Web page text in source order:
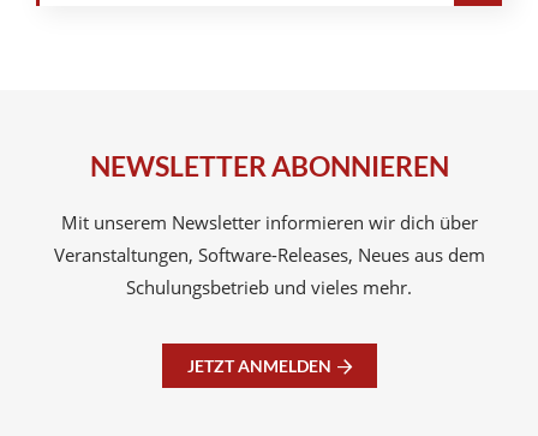
NEWSLETTER ABONNIEREN
Mit unserem Newsletter informieren wir dich über
Veranstaltungen, Software-Releases, Neues aus dem
Schulungsbetrieb und vieles mehr.
JETZT ANMELDEN